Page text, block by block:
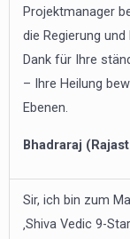
Projektmanager
die Regierung
Dank für Ihre
– Ihre Heilung
Ebenen.
Bhadraraj
Sir, ich bin zum
‚Shiva Vedic 9-